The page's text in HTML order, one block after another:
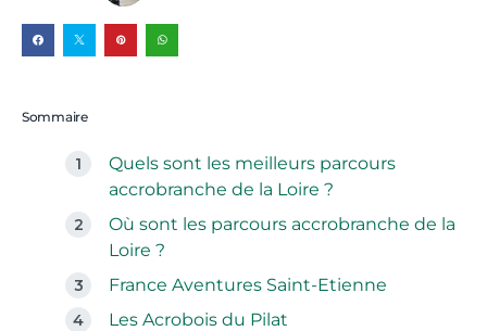
Sommaire
Quels sont les meilleurs parcours
accrobranche de la Loire ?
Où sont les parcours accrobranche de la
Loire ?
France Aventures Saint-Etienne
Les Acrobois du Pilat